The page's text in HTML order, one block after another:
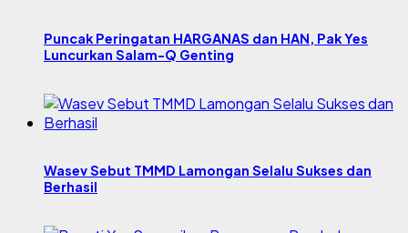
Puncak Peringatan HARGANAS dan HAN, Pak Yes
Luncurkan Salam-Q Genting
Wasev Sebut TMMD Lamongan Selalu Sukses dan
Berhasil